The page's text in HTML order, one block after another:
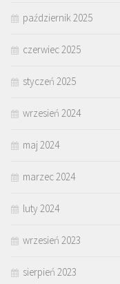
październik 2025
czerwiec 2025
styczeń 2025
wrzesień 2024
maj 2024
marzec 2024
luty 2024
wrzesień 2023
sierpień 2023